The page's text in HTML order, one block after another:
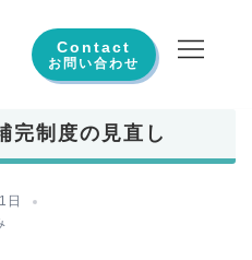
Contact
完制度の見直し
日